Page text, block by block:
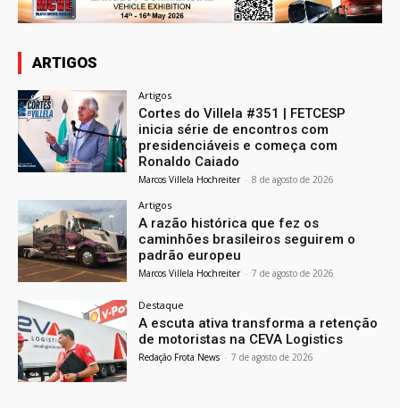
ARTIGOS
Artigos
Cortes do Villela #351 | FETCESP
inicia série de encontros com
presidenciáveis e começa com
Ronaldo Caiado
Marcos Villela Hochreiter - 8 de agosto de 2026
Artigos
A razão histórica que fez os
caminhões brasileiros seguirem o
padrão europeu
Marcos Villela Hochreiter - 7 de agosto de 2026
Destaque
A escuta ativa transforma a retenção
de motoristas na CEVA Logistics
Redação Frota News - 7 de agosto de 2026